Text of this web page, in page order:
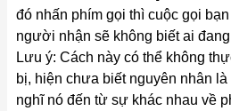
đó nhấn phím gọi thì cuộc gọi
người nhận sẽ không biết ai
Lưu ý: Cách này có thể không
bị, hiện chưa biết nguyên nhân
nghĩ nó đến từ sự khác nhau về